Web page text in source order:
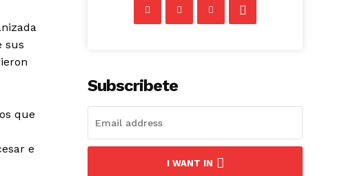
sus
que
e
Subscribete
I WANT IN